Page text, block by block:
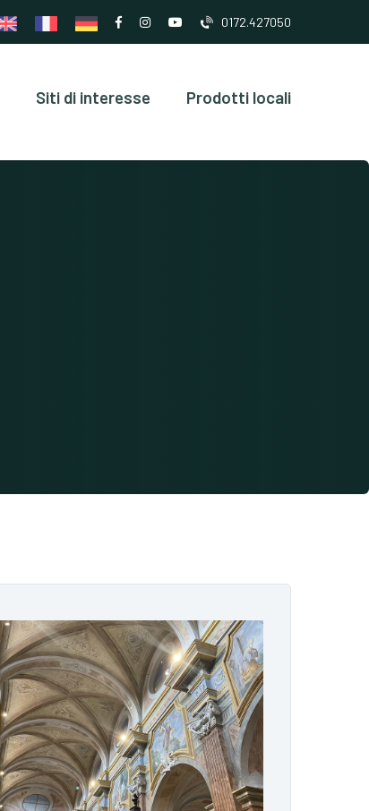
0172.427050
Siti di interesse Prodotti locali